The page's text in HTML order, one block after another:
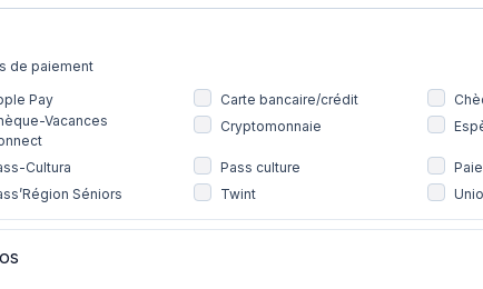
de paiement
Pay
Carte bancaire/crédit
Vacances
Cryptomonnaie
Cultura Pass culture
Séniors
Twint